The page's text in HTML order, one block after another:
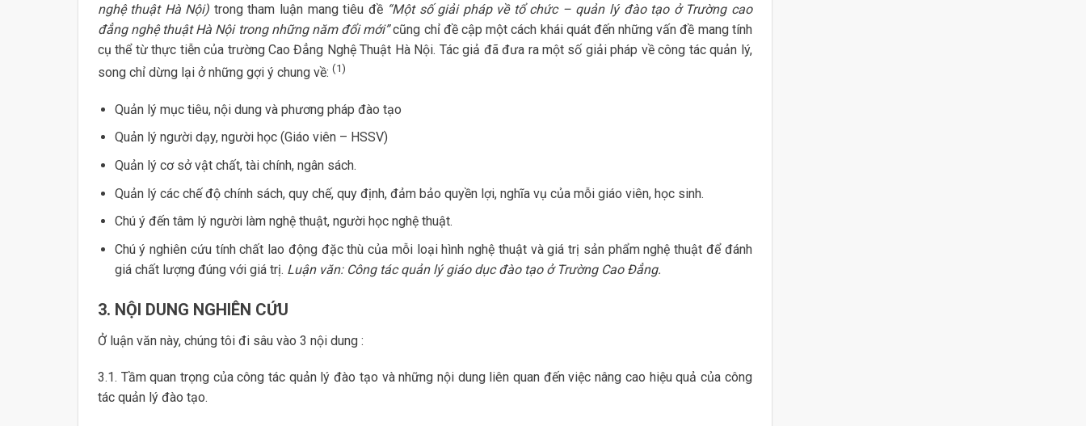
nghệ thuật Hà Nội) trong tham luận mang tiêu đề “Một số giải pháp về tổ chức – quản lý đào tạo ở Trường cao
đẳng nghệ thuật Hà Nội trong những năm đổi mới”cũng chỉ đề cập một cách khái quát đến những vấn đề mang tính
cụ thể từ thực tiễn của trường Cao Đẳng Nghệ Thuật Hà Nội. Tác giả đã đưa ra một số giải pháp về công tác quản lý,
song chỉ dừng lại ở những gợi ý chung về: (1)
Quản lý mục tiêu, nội dung và phương pháp đào tạo
Quản lý người dạy, người học (Giáo viên – HSSV)
Quản lý cơ sở vật chất, tài chính, ngân sách.
Quản lý các chế độ chính sách, quy chế, quy định, đảm bảo quyền lợi, nghĩa vụ của mỗi giáo viên, học sinh.
Chú ý đến tâm lý người làm nghệ thuật, người học nghệ thuật.
Chú ý nghiên cứu tính chất lao động đặc thù của mỗi loại hình nghệ thuật và giá trị sản phẩm nghệ thuật để đánh
giá chất lượng đúng với giá trị. Luận văn: Công tác quản lý giáo dục đào tạo ở Trường Cao Đẳng.
3. NỘI DUNG NGHIÊN CỨU
Ở luận văn này, chúng tôi đi sâu vào 3 nội dung :
3.1. Tầm quan trọng của công tác quản lý đào tạo và những nội dung liên quan đến việc nâng cao hiệu quả của công
tác quản lý đào tạo.